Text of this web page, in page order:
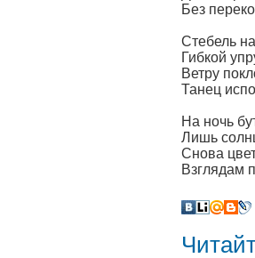
Без
Стебель
Гибкой
Ветру
Танец
На ночь
Лишь
Снова
Взглядам